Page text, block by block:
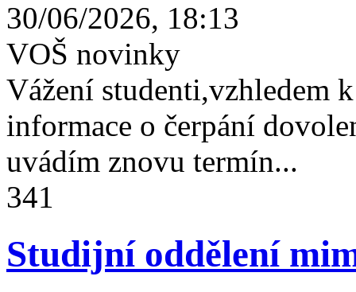
30/06/2026, 18:13
VOŠ novinky
Vážení studenti,vzhledem
informace o čerpání
uvádím znovu termín...
341
Studijní oddělení